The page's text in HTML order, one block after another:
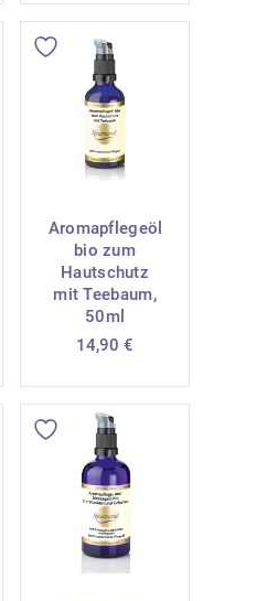
Aromapflegeöl
bio zum
Hautschutz
mit Teebaum,
50ml
14,90€